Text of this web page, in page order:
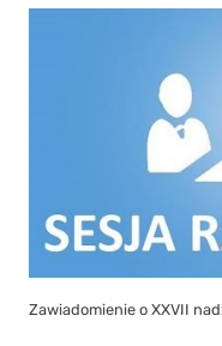
Zawiadomienie o XXVII